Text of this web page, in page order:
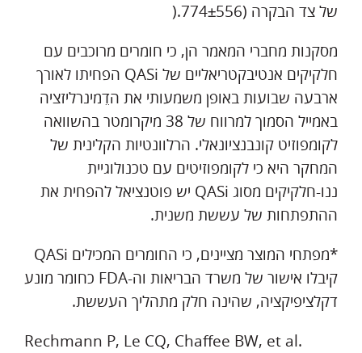
של צד הבקרה (774±556.(
מסקנות מחברי המאמר הן, כי חומרים מרוכבים עם
חלקיקים אנטיבקטריאליים של QASi הפחיתו לאורך
ארבעה שבועות באופן משמעותי את הדֵמינרליזציה
באמייל הסמוך למרווח של 38 מיקרומטר בהשוואה
לקומפוזיט קונבנציונאלי. הרלוונטיות הקלינית של
המחקר היא כי לקומפוזיטים עם טכנולוגיית
ננו-חלקיקים מסוג QASi יש פוטנציאל להפחית את
ההתפתחות של עששת משנית.
*מפתחי המוצר מציינים, כי החומרים המכילים QASi
קיבלו אישור של משרד הבריאות וה-FDA כחומר מונע
דקלציפיקציה, שהינה חלק מתהליך העששת.
Rechmann P, Le CQ, Chaffee BW, et al.